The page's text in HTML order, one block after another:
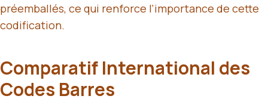
préemballés, ce qui renforce l’importance de cette
codification.
Comparatif International des
Codes Barres